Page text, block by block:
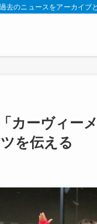
去のニュースをアーカイブ
カーヴィー
を伝える